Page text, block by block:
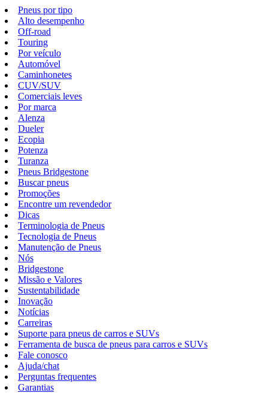
Pneus por tipo
Alto desempenho
Off-road
Touring
Por veículo
Automóvel
Caminhonetes
CUV/SUV
Comerciais leves
Por marca
Alenza
Dueler
Ecopia
Potenza
Turanza
Pneus Bridgestone
Buscar pneus
Promoções
Encontre um revendedor
Dicas
Terminologia de Pneus
Tecnologia de Pneus
Manutenção de Pneus
Nós
Bridgestone
Missão e Valores
Sustentabilidade
Inovação
Notícias
Carreiras
Suporte para pneus de carros e SUVs
Ferramenta de busca de pneus para carros e SUVs
Fale conosco
Ajuda/chat
Perguntas frequentes
Garantias